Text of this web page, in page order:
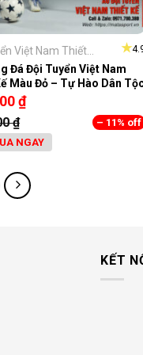
★
Việt Nam Thiết...
Đá Đội Tuyển Việt Nam
Màu Đỏ – Tự Hào Dân
₫
₫
– 11% off
NGAY
KẾT